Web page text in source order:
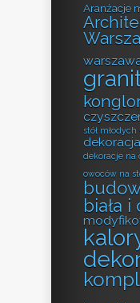
Aranżacje
stół młodych
dekoracje na
owoców na
biała